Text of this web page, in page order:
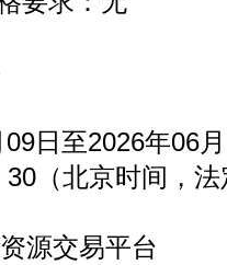
至2026年06月
（北京时间，
源交易平台